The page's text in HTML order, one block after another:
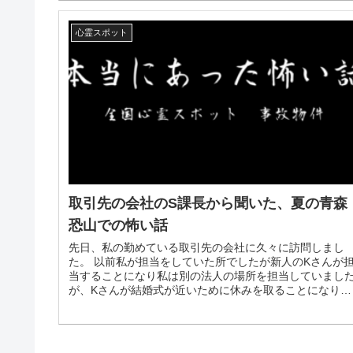
心霊スポット
取引先の会社のS課長から聞いた、夏の青森
恐山での怖い話
先日、私の勤めている取引先の会社に久々に訪問しまし
た。 以前私が担当をしていた所でしたが新人のKさんが
当することになり私は別の法人の場所を担当していまし
が、Kさんが結婚式が近いために休みを取ることになり、